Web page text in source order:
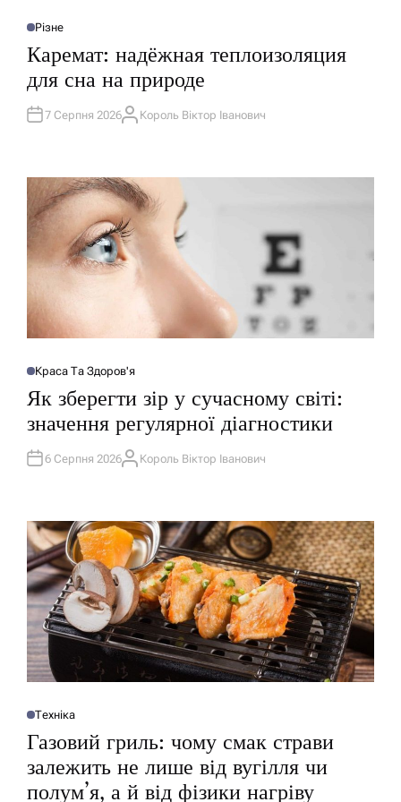
О
Л
І
У
В
Різне
Каремат: надёжная теплоизоляция
для сна на природе
7 Серпня 2026А
Король Віктор Іванович
О
У
Л
І
У
В
Краса Та Здоров'я
Як зберегти зір у сучасному світі:
значення регулярної діагностики
6 Серпня 2026А
Король Віктор Іванович
О
Л
І
К
Техніка
Газовий гриль: чому смак страви
залежить не лише від вугілля чи
полум’я, а й від фізики нагріву